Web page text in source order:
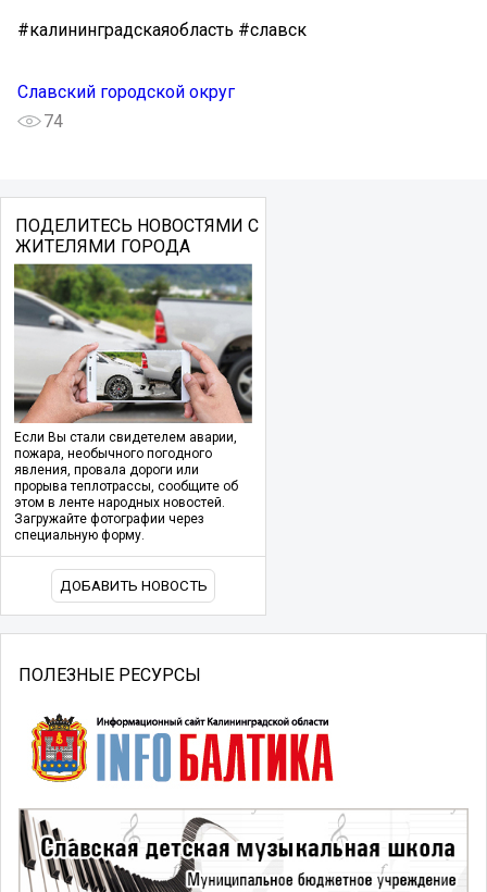
#калининградскаяобласть #славск
Славский городской округ
74
ПОДЕЛИТЕСЬ НОВОСТЯМИ С
ЖИТЕЛЯМИ ГОРОДА
Если Вы стали свидетелем аварии,
пожара, необычного погодного
явления, провала дороги или
прорыва теплотрассы, сообщите об
этом в ленте народных новостей.
Загружайте фотографии через
специальную форму.
ДОБАВИТЬ НОВОСТЬ
ПОЛЕЗНЫЕ РЕСУРСЫ